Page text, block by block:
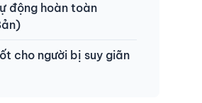
động hoàn toàn
cho người bị suy giãn